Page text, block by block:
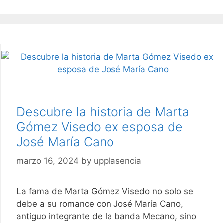
Descubre la historia de Marta
Gómez Visedo ex esposa de
José María Cano
marzo 16, 2024 by upplasencia
La fama de Marta Gómez Visedo no solo se
debe a su romance con José María Cano,
antiguo integrante de la banda Mecano, sino